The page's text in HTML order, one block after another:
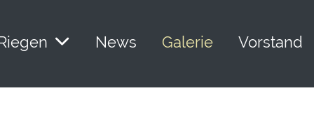
News Galerie Vorstand